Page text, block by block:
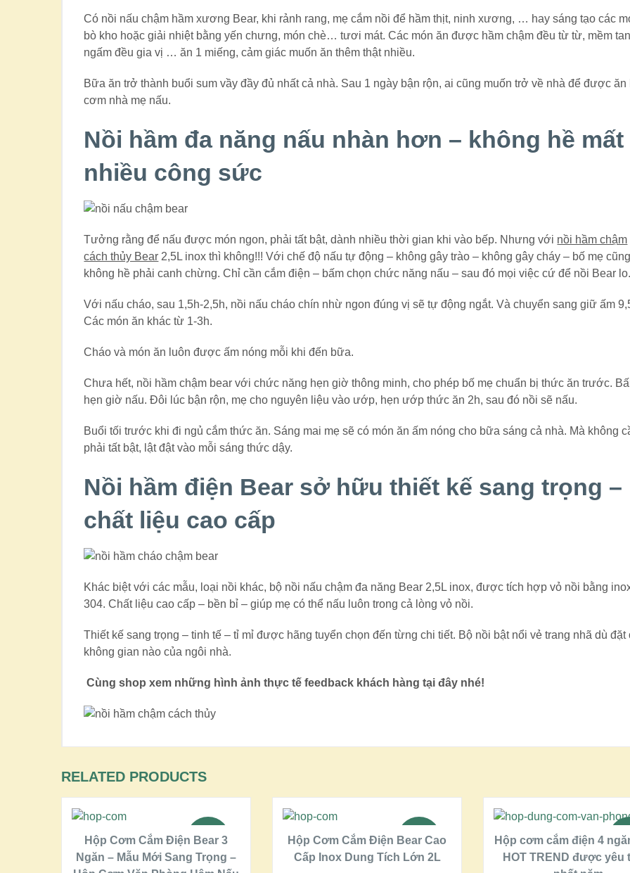
Có nồi nấu chậm hầm xương Bear, khi rảnh rang, mẹ cắm nồi để hầm thịt, ninh xương, … hay sáng tạo các
bò kho hoặc giải nhiệt bằng yến chưng, món chè… tươi mát. Các món ăn được hầm chậm đều từ từ, mềm
ngấm đều gia vị … ăn 1 miếng, cảm giác muốn ăn thêm thật nhiều.
Bữa ăn trở thành buổi sum vầy đầy đủ nhất cả nhà. Sau 1 ngày bận rộn, ai cũng muốn trở về nhà để được ăn
cơm nhà mẹ nấu.
Nồi hầm đa năng nấu nhàn hơn – không hề mất
nhiều công sức
Tưởng rằng để nấu được món ngon, phải tất bật, dành nhiều thời gian khi vào bếp. Nhưng với nồi hầm chậm
cách thủy Bear 2,5L inox thì không!!! Với chế độ nấu tự động – không gây trào – không gây cháy – bố mẹ cũng
không hề phải canh chừng. Chỉ cần cắm điện – bấm chọn chức năng nấu – sau đó mọi việc cứ để nồi Bear lo.
Với nấu cháo, sau 1,5h-2,5h, nồi nấu cháo chín nhừ ngon đúng vị sẽ tự động ngắt. Và chuyển sang giữ ấm
Các món ăn khác từ 1-3h.
Cháo và món ăn luôn được ấm nóng mỗi khi đến bữa.
Chưa hết, nồi hầm chậm bear với chức năng hẹn giờ thông minh, cho phép bố mẹ chuẩn bị thức ăn trước.
hẹn giờ nấu. Đôi lúc bận rộn, mẹ cho nguyên liệu vào ướp, hẹn ướp thức ăn 2h, sau đó nồi sẽ nấu.
Buổi tối trước khi đi ngủ cắm thức ăn. Sáng mai mẹ sẽ có món ăn ấm nóng cho bữa sáng cả nhà. Mà không
phải tất bật, lật đật vào mỗi sáng thức dậy.
Nồi hầm điện Bear sở hữu thiết kế sang trọng –
chất liệu cao cấp
Khác biệt với các mẫu, loại nồi khác, bộ nồi nấu chậm đa năng Bear 2,5L inox, được tích hợp vỏ nồi bằng
304. Chất liệu cao cấp – bền bỉ – giúp mẹ có thể nấu luôn trong cả lòng vỏ nồi.
Thiết kế sang trọng – tinh tế – tỉ mỉ được hãng tuyển chọn đến từng chi tiết. Bộ nồi bật nổi vẻ trang nhã dù đặt
không gian nào của ngôi nhà.
Cùng shop xem những hình ảnh thực tế feedback khách hàng tại đây nhé!
RELATED PRODUCTS
SALE!
THÊM VÀO GIỎ HÀNG
Hộp Cơm Cắm Điện Bear 3
Ngăn – Mẫu Mới Sang Trọng –
SALE!
THÊM VÀO GIỎ HÀNG
Hộp Cơm Cắm Điện Bear Cao
Cấp Inox Dung Tích Lớn 2L
CHỌN
Hộp cơm cắm điện 4
HOT TREND được yêu